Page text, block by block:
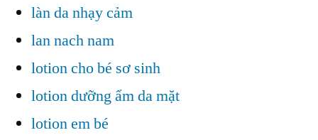
làn da nhạy cảm
lan nach nam
lotion cho bé sơ sinh
lotion dưỡng ẩm da mặt
lotion em bé